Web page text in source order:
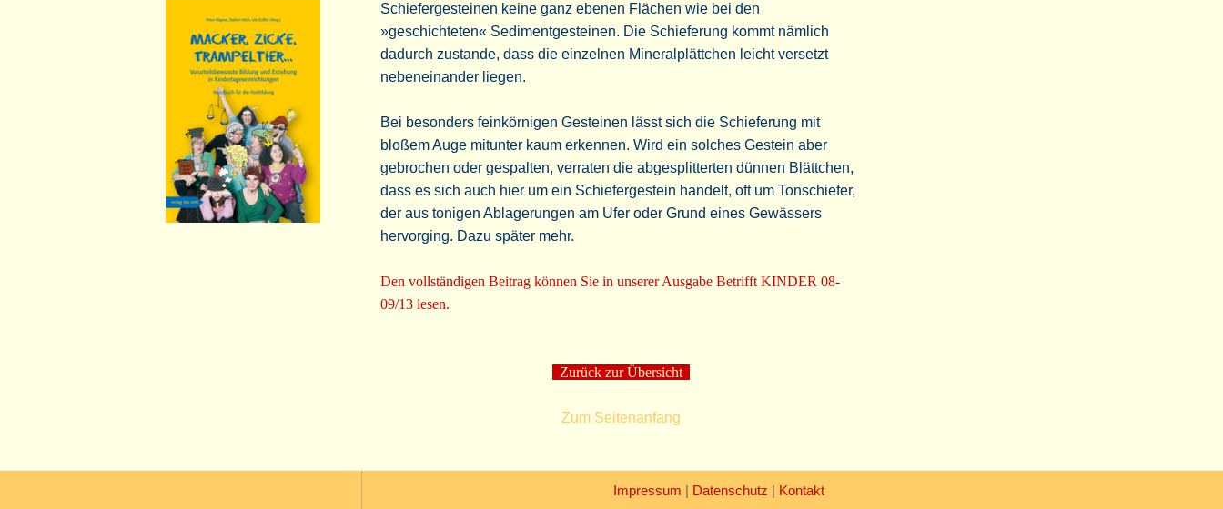
Schiefergesteinen keine ganz ebenen Flächen wie bei den
»geschichteten« Sedimentgesteinen. Die Schieferung kommt nämlich
dadurch zustande, dass die einzelnen Mineralplättchen leicht versetzt
nebeneinander liegen.
Bei besonders feinkörnigen Gesteinen lässt sich die Schieferung mit
bloßem Auge mitunter kaum erkennen. Wird ein solches Gestein aber
gebrochen oder gespalten, verraten die abgesplitterten dünnen Blättchen,
dass es sich auch hier um ein Schiefergestein handelt, oft um Tonschiefer,
der aus tonigen Ablagerungen am Ufer oder Grund eines Gewässers
hervorging. Dazu später mehr.
Den vollständigen Beitrag können Sie in unserer Ausgabe Betrifft KINDER 08-
09/13 lesen.
Zurück zur Übersicht
Zum Seitenanfang
Impressum Datenschutz Kontakt